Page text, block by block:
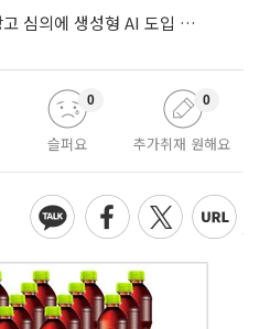
손보협회, 과실비율·보험광고 심의에 생성형 AI 도입 추진
슬퍼요
0
추가취재 원해요
0